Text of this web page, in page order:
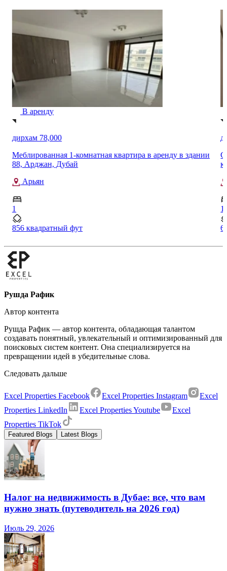
В аренду
дирхам 75,000
Сдается в аренду новая меблированная 1-комнатная
квартира в районе Лайя Хайтс, Дубай Студио Сити.
Дубай Студио Сити
1
601 квадратный фут
1
Рушда Рафик
Автор контента
Рушда Рафик — автор контента, обладающая талантом
создавать понятный, увлекательный и оптимизированный для
поисковых систем контент. Она специализируется на
превращении идей в убедительные слова.
Следовать дальше
Excel Properties Facebook Excel Properties Instagram
Excel
Properties LinkedIn
Excel Properties Youtube
Excel
Properties TikTok
Featured Blogs Latest Blogs
Налог на недвижимость в Дубае: все, что вам
нужно знать (путеводитель на 2026 год)
Июль 29, 2026